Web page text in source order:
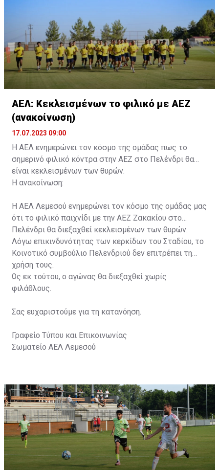
ΑΕΛ: Κεκλεισμένων το φιλικό με ΑΕΖ
(ανακοίνωση)
17.07.2023 09:00
Η ΑΕΛ ενημερώνει τον κόσμο της ομάδας πως το
σημερινό φιλικό κόντρα στην ΑΕΖ στο Πελένδρι θα
είναι κεκλεισμένων των θυρών.
Η ανακοίνωση:
Η ΑΕΛ Λεμεσού ενημερώνει τον κόσμο της ομάδας μας
ότι το φιλικό παιχνίδι με την ΑΕΖ Ζακακίου στο
Πελένδρι θα διεξαχθεί κεκλεισμένων των θυρών.
Λόγω επικινδυνότητας των κερκίδων του Σταδίου, το
Κοινοτικό συμβούλιο Πελενδριού δεν επιτρέπει τη
χρήση τους.
Ως εκ τούτου, ο αγώνας θα διεξαχθεί χωρίς
φιλάθλους.
Σας ευχαριστούμε για τη κατανόηση.
Γραφείο Τύπου και Επικοινωνίας
Σωματείο ΑΕΛ Λεμεσού